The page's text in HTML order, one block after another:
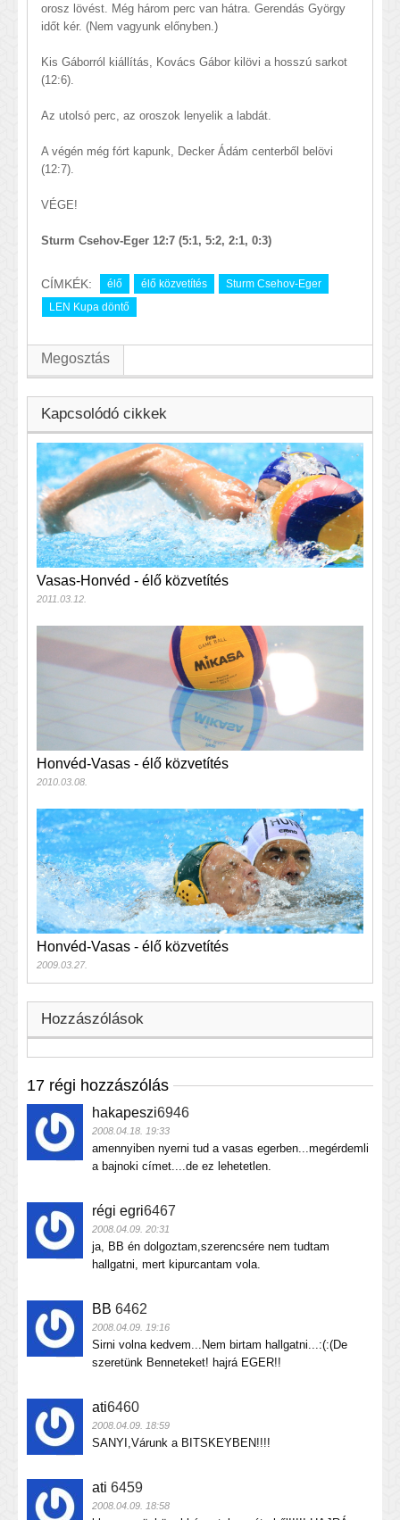
orosz lövést. Még három perc van hátra. Gerendás György
időt kér. (Nem vagyunk előnyben.)
Kis Gáborról kiállítás, Kovács Gábor kilövi a hosszú sarkot
(12:6).
Az utolsó perc, az oroszok lenyelik a labdát.
A végén még fórt kapunk, Decker Ádám centerből belövi
(12:7).
VÉGE!
Sturm Csehov-Eger 12:7 (5:1, 5:2, 2:1, 0:3)
CÍMKÉK: élő élő közvetítés
Sturm Csehov-Eger
LEN Kupa döntő
Megosztás
Kapcsolódó cikkek
Vasas-Honvéd - élő közvetítés
2011.03.12.
Honvéd-Vasas - élő közvetítés
2010.03.08.
Honvéd-Vasas - élő közvetítés
2009.03.27.
Hozzászólások
17 régi hozzászólás
hakapeszi6946
2008.04.18. 19:33
amennyiben nyerni tud a vasas egerben...megérdemli
a bajnoki címet....de ez lehetetlen.
régi egri6467
2008.04.09. 20:31
ja, BB én dolgoztam,szerencsére nem tudtam
hallgatni, mert kipurcantam vola.
BB 6462
2008.04.09. 19:16
Sirni volna kedvem...Nem birtam hallgatni...:(:(De
szeretünk Benneteket! hajrá EGER!!
ati6460
2008.04.09. 18:59
SANYI,Várunk a BITSKEYBEN!!!!
ati 6459
2008.04.09. 18:58